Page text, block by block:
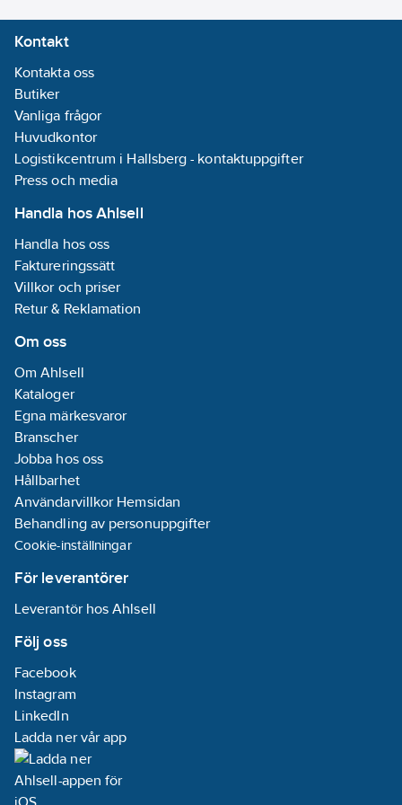
Kontakt
Kontakta oss
Butiker
Vanliga frågor
Huvudkontor
Logistikcentrum i Hallsberg - kontaktuppgifter
Press och media
Handla hos Ahlsell
Handla hos oss
Faktureringssätt
Villkor och priser
Retur & Reklamation
Om oss
Om Ahlsell
Kataloger
Egna märkesvaror
Branscher
Jobba hos oss
Hållbarhet
Användarvillkor Hemsidan
Behandling av personuppgifter
Cookie-inställningar
För leverantörer
Leverantör hos Ahlsell
Följ oss
Facebook
Instagram
LinkedIn
Ladda ner vår app